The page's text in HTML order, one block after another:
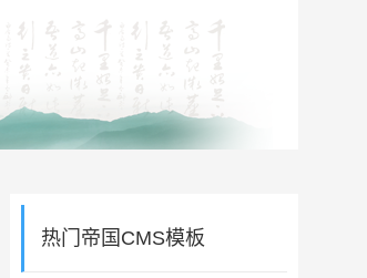
热门帝国CMS模板